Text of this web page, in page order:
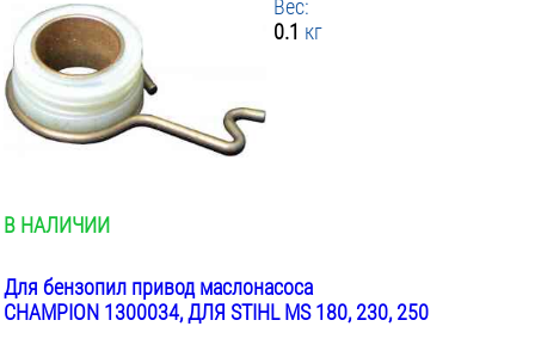
Вес:
0.1 кг
В НАЛИЧИИ
Для бензопил привод маслонасоса
CHAMPION 1300034, ДЛЯ STIHL MS 180, 230, 250